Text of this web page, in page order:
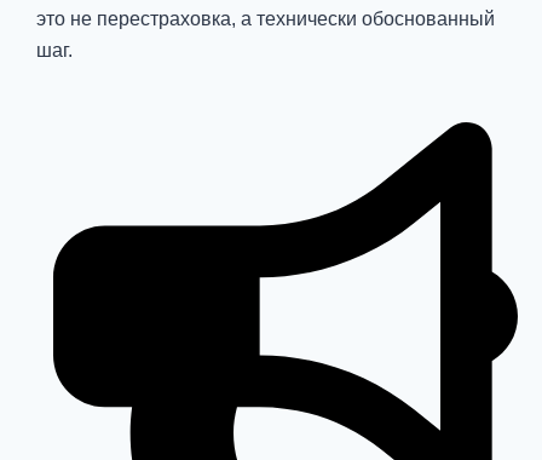
это не перестраховка, а технически обоснованный
шаг.